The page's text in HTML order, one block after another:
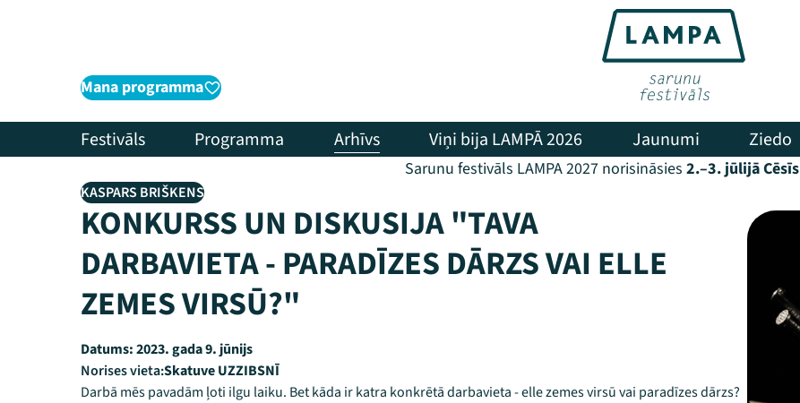
Mana programma
Festivāls Programma Arhīvs Viņi bija LAMPĀ 2026 Jaunumi Ziedo
Sarunu festivāls LAMPA 2027 norisināsies 2.–3. jūlijā Cēsīs
KASPARS BRIŠKENS
KONKURSS UN DISKUSIJA "TAVA
DARBAVIETA - PARADĪZES DĀRZS VAI ELLE
ZEMES VIRSŪ?"
Datums:2023. gada 9. jūnijs
Norises vieta:Skatuve UZZIBSNĪ
Darbā mēs pavadām ļoti ilgu laiku. Bet kāda ir katra konkrētā darbavieta - elle zemes virsū vai paradīzes dārzs?